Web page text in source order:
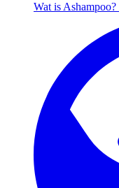
Wat is Ashampoo?